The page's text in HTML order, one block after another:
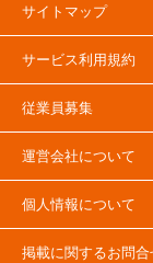
法でご希望の収納スペ
サイトマップ
サービス利用規約
従業員募集
運営会社について
個人情報について
掲載に関するお問合